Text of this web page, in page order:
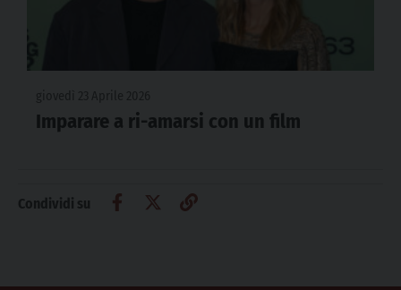
Imparare a ri-amarsi con un film
Condividi su